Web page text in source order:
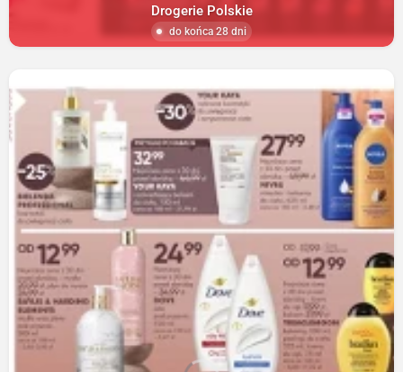
Drogerie Polskie
do końca 28 dni